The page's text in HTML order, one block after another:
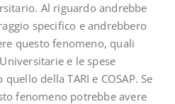
Al riguardo andrebbe
specifico e andrebbero
questo fenomeno, quali
e le spese
della TARI e COSAP. Se
fenomeno potrebbe avere